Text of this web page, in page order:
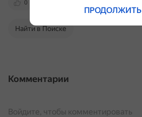
0
Найти в Поиске
Комментарии
Войдите, чтобы комментировать
ПРОДОЛЖИТЬ